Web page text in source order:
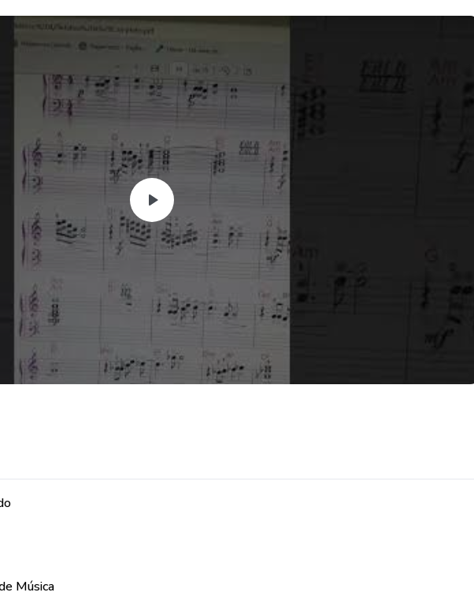
de cada estágio o aluno poderá receber o certificado, mudando para outra etapa,
aos poucos aumentará seus conhecimentos.
do 5º livro irá trabalhar com gravações, fazer acompanhamentos, tocar uma
em várias tonalidades, fazer partituras no computador, também ler partituras na
de Fá fluentemente.
seis livros Didáticos e três Teóricos, os alunos aos poucos aumentarão seus
dando um passo a cada volume.
que o aluno de Teclado pode e deve ser um músico tão bom e capacitado no
instrumento quanto a um aluno de piano e órgão, por isso todos os livros foram feitos
no aluno e no seu desenvolvimento, cada lição tem uma novidade e um passo à
aos alunos e aos professores que estarão guiando-os para o maravilhoso mundo
Música